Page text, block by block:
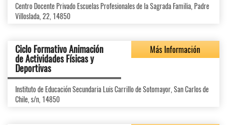
Centro Docente Privado Escuelas Profesionales de la Sagrada Familia, Padre
Villoslada, 22, 14850
Ciclo Formativo Animación
de Actividades Físicas y
Deportivas
Más Información
Instituto de Educación Secundaria Luis Carrillo de Sotomayor, San Carlos de
Chile, s/n, 14850